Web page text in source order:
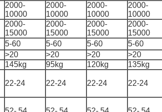
2000-
10000
2000-
10000
2000-
10000
2000-
10000
2000-
15000
2000-
15000
2000-
15000
2000-
15000
5-60 5-60 5-60
5-60
>20 >20 >20
>20
145kg 95kg 120kg
135kg
22-24 22-24 22-24 22-24